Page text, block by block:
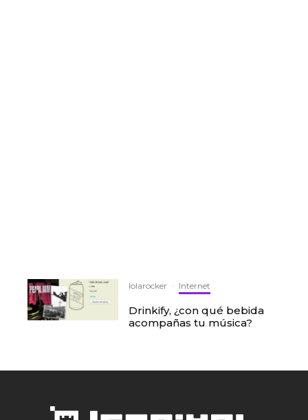
lolarocker · Internet
Drinkify, ¿con qué bebida
acompañas tu música?